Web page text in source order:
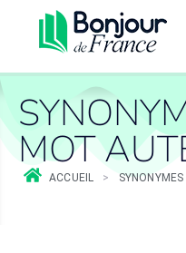
MOT
ACCUEIL >